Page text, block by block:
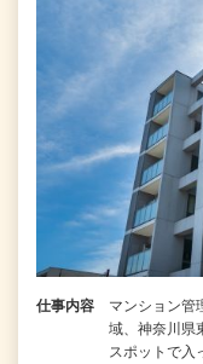
仕事内容
マンション管
域、神奈川県
スポットで入